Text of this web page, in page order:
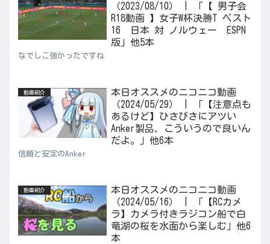
（2023/08/10） | 「【 男子会
R18動画 】女子W杯決勝T ベスト
16 日本 対 ノルウェー ESPN
版」他5本
なでしこ強かったですね
動画紹介
本日オススメのニコニコ動画
（2024/05/29） | 「【注意点も
あるけど】ひさびさにアツい
Anker製品、こういうので良いん
だよ。」他6本
信頼と安定のAnker
動画紹介
本日オススメのニコニコ動画
（2024/05/16） | 「【RCカメ
ラ】カメラ付きラジコン船で白
竜湖の桜を水面から楽しむ」他6
本